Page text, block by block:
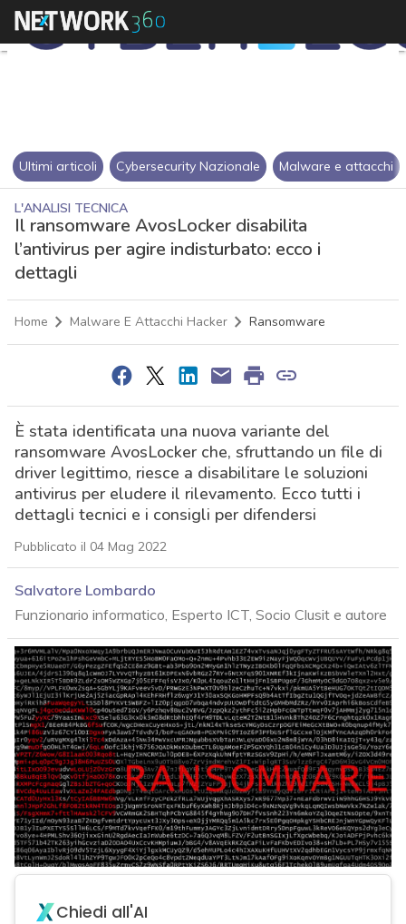
Ultimi articoli Cybersecurity Nazionale Malware e attacchi
L'ANALISI TECNICA
Il ransomware AvosLocker disabilita
l’antivirus per agire indisturbato: ecco i
dettagli
Home Malware E Attacchi Hacker Ransomware
È stata identificata una nuova variante del
ransomware AvosLocker che, sfruttando un file di
driver legittimo, riesce a disabilitare le soluzioni
antivirus per eludere il rilevamento. Ecco tutti i
dettagli tecnici e i consigli per difendersi
Pubblicato il 04 Mag 2022
Salvatore Lombardo
Funzionario informatico, Esperto ICT, Socio Clusit e autore
Chiedi all'AI